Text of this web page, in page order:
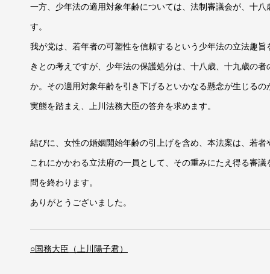
一方、少年法の適用対象年齢については、法制審議会が、十
す。
我が党は、若年者の可塑性を信頼するという少年法の立法趣
きとの考えですが、少年法の保護処分は、十八歳、十九歳の
か。その適用対象年齢を引き下げるといかなる懸念が生じる
実態を踏まえ、上川法務大臣の答弁を求めます。
結びに、女性の婚姻開始年齢の引上げを含め、本法案は、若
これにかかわる立法府の一員として、その重みにたえ得る審
問を終わります。
ありがとうございました。
○国務大臣（上川陽子君）